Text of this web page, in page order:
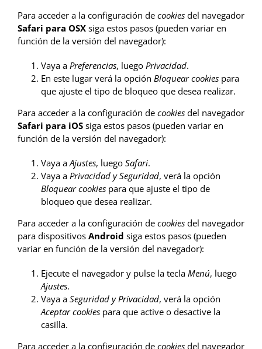
Para acceder a la configuración de cookies del navegador
Safari para OSX siga estos pasos (pueden variar en
función de la versión del navegador):
Vaya a Preferencias, luego Privacidad.
En este lugar verá la opción Bloquear cookies para
que ajuste el tipo de bloqueo que desea realizar.
Para acceder a la configuración de cookies del navegador
Safari para iOS siga estos pasos (pueden variar en
función de la versión del navegador):
Vaya a Ajustes, luego Safari.
Vaya a Privacidad y Seguridad, verá la opción
Bloquear cookies para que ajuste el tipo de
bloqueo que desea realizar.
Para acceder a la configuración de cookies del navegador
para dispositivos Android siga estos pasos (pueden
variar en función de la versión del navegador):
Ejecute el navegador y pulse la tecla Menú, luego
Ajustes.
Vaya a Seguridad y Privacidad, verá la opción
Aceptar cookies para que active o desactive la
casilla.
Para acceder a la configuración de cookies del navegador